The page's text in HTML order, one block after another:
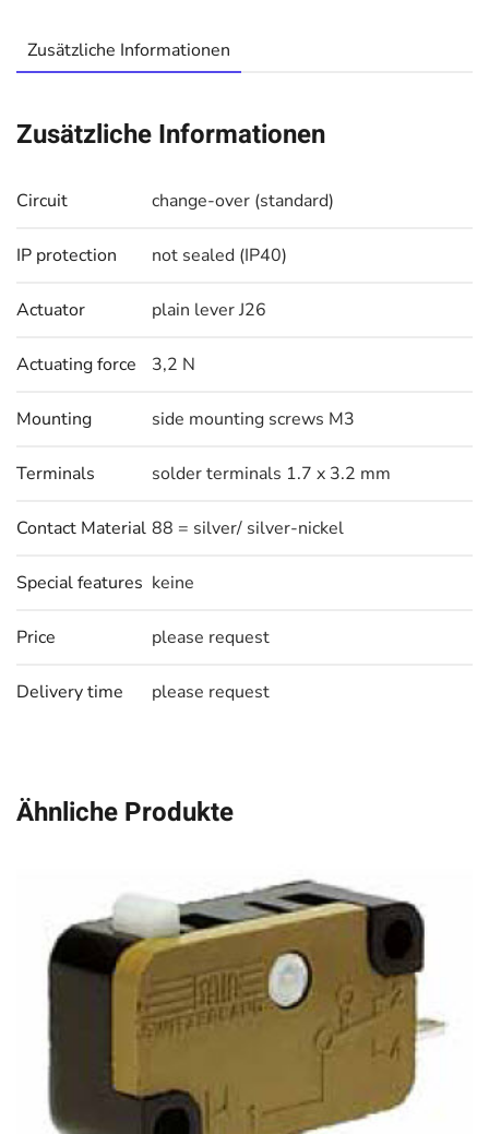
Zusätzliche Informationen
Zusätzliche Informationen
Circuit change-over (standard)
IP protection not sealed (IP40)
Actuator plain lever J26
Actuating force 3,2 N
Mounting side mounting screws M3
Terminals solder terminals 1.7 x 3.2 mm
Contact Material 88 = silver/ silver-nickel
Special features keine
Price please request
Delivery time please request
Ähnliche Produkte